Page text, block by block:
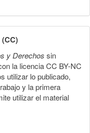
y Derechos sin
la licencia CC BY-NC
utilizar lo publicado,
y la primera
utilizar el material